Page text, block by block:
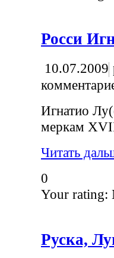
Росси
10.07.2009
Игнатио
меркам
Читать
0
Your rating:
Руска,